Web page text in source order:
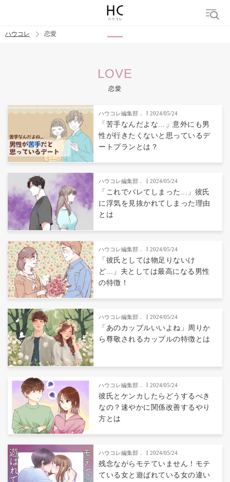
恋愛
ハウコレ 恋愛
LOVE
恋愛
ハウコレ編集部． 2024/05/24
「苦手なんだよな...」意外にも男
性が行きたくないと思っているデ
ートプランとは？
ハウコレ編集部． 2024/05/24
「これでバレてしまった...」彼氏
に浮気を見抜かれてしまった理由
とは
ハウコレ編集部． 2024/05/24
「彼氏としては物足りないけ
ど...」夫としては最高になる男性
の特徴！
ハウコレ編集部． 2024/05/24
「あのカップルいいよね」周りか
ら尊敬されるカップルの特徴とは
ハウコレ編集部． 2024/05/24
彼氏とケンカしたらどうするべき
なの？速やかに関係改善するやり
方とは
ハウコレ編集部． 2024/05/24
残念ながらモテていません！モテ
ている女と遊ばれている女の違い